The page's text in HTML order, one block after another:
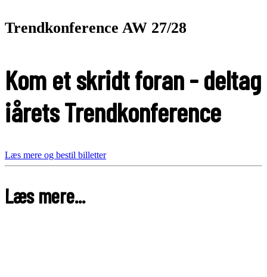
Trendkonference AW 27/28
Kom et skridt foran - deltag
iårets Trendkonference
Læs mere og bestil billetter
Læs mere...